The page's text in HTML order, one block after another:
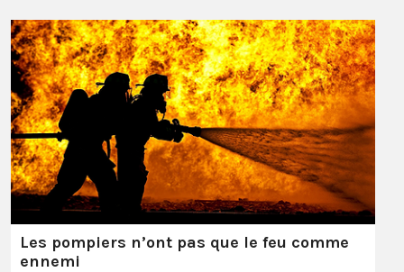
Les pompiers n’ont pas que le feu comme
ennemi